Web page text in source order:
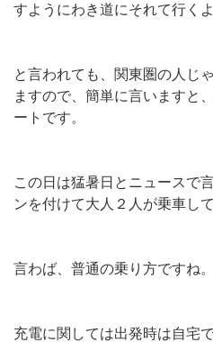
すようにわき道にそれて行く
と言われても、関東圏の人じ
ますので、簡単に言いますと
ートです。
この日は猛暑日とニュースで
ンを付けて大人２人が乗車して
言わば、普通の乗り方ですね。
充電に関しては出発時は自宅